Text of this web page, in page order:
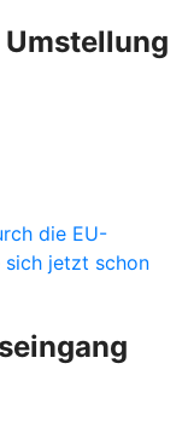
die EU-
sich jetzt schon